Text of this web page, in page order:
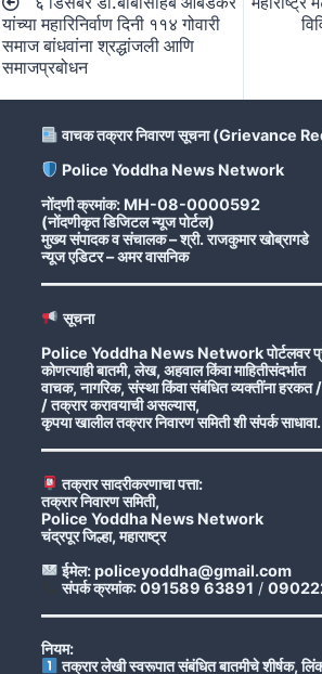
navigation
यांच्या महारिनिर्वाण दिनी ११४ गोवारी
समाज बांधवांना श्रद्धांजली आणि
समाजप्रबोधन
वाचक तक्रार निवारण सूचना (Grievance
Police Yoddha News Network
नोंदणी क्रमांक: MH-08-0000592
(नोंदणीकृत डिजिटल न्यूज पोर्टल)
मुख्य संपादक व संचालक – श्री. राजकुमार खोब्रागडे
न्यूज एडिटर – अमर वासनिक
सूचना
Police Yoddha News Network पोर्टलवर
कोणत्याही बातमी, लेख, अहवाल किंवा माहितीसंदर्भात
वाचक, नागरिक, संस्था किंवा संबंधित व्यक्तींना हरकत
/ तक्रार करावयाची असल्यास,
कृपया खालील तक्रार निवारण समिती शी संपर्क साधावा.
तक्रार सादरीकरणाचा पत्ता:
तक्रार निवारण समिती,
Police Yoddha News Network
चंद्रपूर जिल्हा, महाराष्ट्र
ईमेल: policeyoddha@gmail.com
संपर्क क्रमांक: 091589 63891 /
नियम:
तक्रार लेखी स्वरूपात संबंधित बातमीचे शीर्षक,